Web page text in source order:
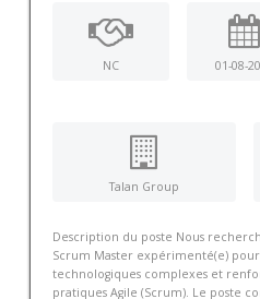
NC 01-08-
Talan Group
Description du poste Nous
Scrum Master expérimenté(e)
technologiques complexes et
pratiques Agile (Scrum). Le poste